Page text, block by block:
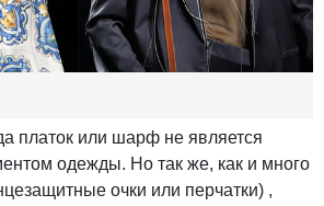
платок или шарф не является
одежды. Но так же, как и много
очки или перчатки) ,